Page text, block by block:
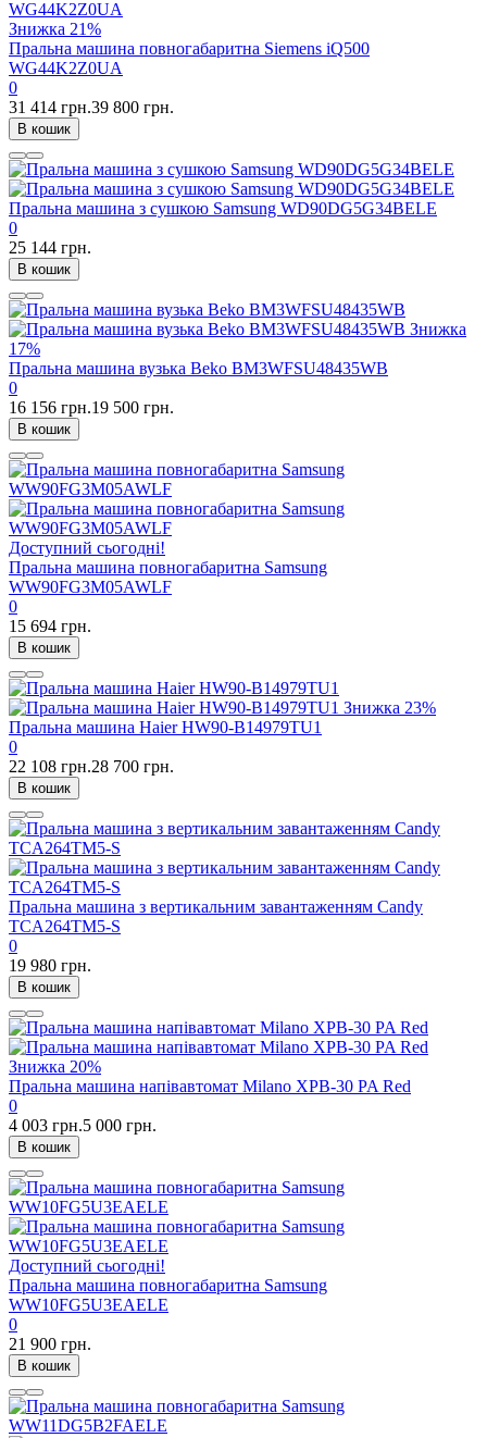
Знижка 21%
Пральна машина повногабаритна Siemens iQ500
WG44K2Z0UA
0
31 414 грн.39 800 грн.
В кошик
Пральна машина з сушкою Samsung WD90DG5G34BELE
0
25 144 грн.
В кошик
Знижка
17%
Пральна машина вузька Beko BM3WFSU48435WB
0
16 156 грн.19 500 грн.
В кошик
Доступний сьогодні!
Пральна машина повногабаритна Samsung
WW90FG3M05AWLF
0
15 694 грн.
В кошик
Знижка 23%
Пральна машина Haier HW90-B14979TU1
0
22 108 грн.28 700 грн.
В кошик
Пральна машина з вертикальним завантаженням Candy
TCA264TM5-S
0
19 980 грн.
В кошик
Знижка 20%
Пральна машина напівавтомат Milano XPB-30 PA Red
0
4 003 грн.5 000 грн.
В кошик
Доступний сьогодні!
Пральна машина повногабаритна Samsung
WW10FG5U3EAELE
0
21 900 грн.
В кошик